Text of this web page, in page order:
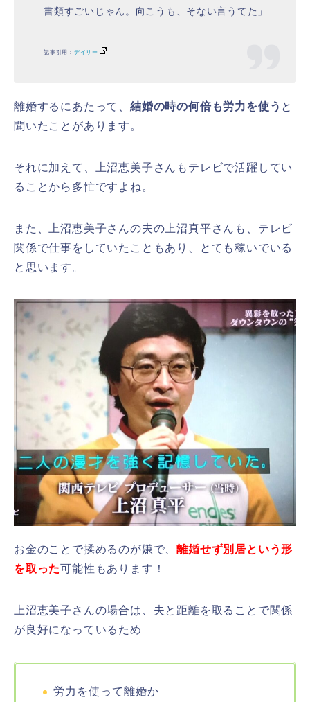
書類すごいじゃん。向こうも、そない言うてた」
記事引用： デイリー
離婚するにあたって、 結婚の時の何倍も労力を使う と
聞いたことがあります。
それに加えて、上沼恵美子さんもテレビで活躍してい
ることから多忙ですよね。
また、上沼恵美子さんの夫の上沼真平さんも、テレビ
関係で仕事をしていたこともあり、とても稼いでいる
と思います。
お金のことで揉めるのが嫌で、離婚せず別居という形
を取った可能性もあります！
上沼恵美子さんの場合は、夫と距離を取ることで関係
が良好になっているため
労力を使って離婚か